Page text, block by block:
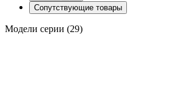
Сопутствующие товары
Модели серии (29)